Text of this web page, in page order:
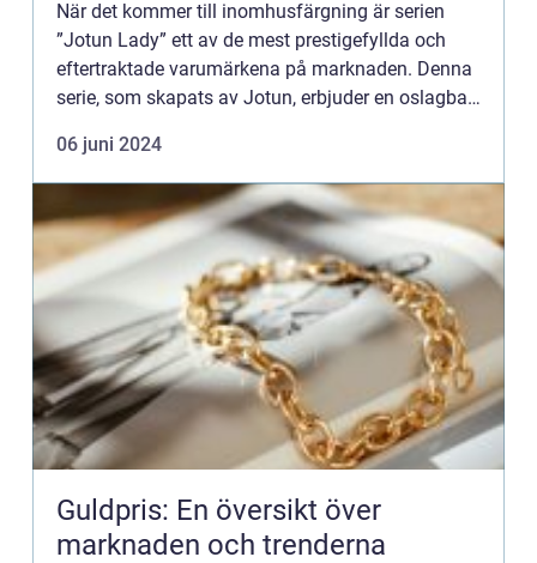
När det kommer till inomhusfärgning är serien
”Jotun Lady” ett av de mest prestigefyllda och
eftertraktade varumärkena på marknaden. Denna
serie, som skapats av Jotun, erbjuder en oslagbar
06 juni 2024
Guldpris: En översikt över
marknaden och trenderna